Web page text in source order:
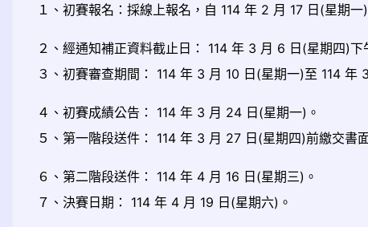
１、初賽報名：採線上報名，自 114 年 2 月 17 日(星期
２、經通知補正資料截止日： 114 年 3 月 6 日(星期四)
３、初賽審查期間： 114 年 3 月 10 日(星期一)至 114 年
４、初賽成績公告： 114 年 3 月 24 日(星期一)。
５、第一階段送件： 114 年 3 月 27 日(星期四)前繳交書
６、第二階段送件： 114 年 4 月 16 日(星期三)。
７、決賽日期： 114 年 4 月 19 日(星期六)。